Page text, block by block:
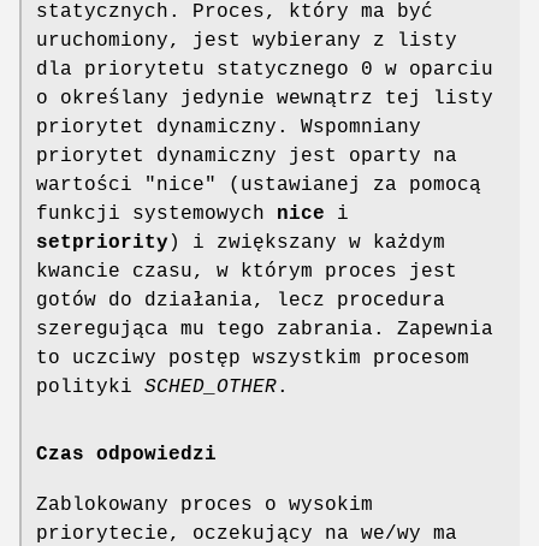
statycznych. Proces, który ma być
uruchomiony, jest wybierany z listy
dla priorytetu statycznego 0 w oparciu
o określany jedynie wewnątrz tej listy
priorytet dynamiczny. Wspomniany
priorytet dynamiczny jest oparty na
wartości "nice" (ustawianej za pomocą
funkcji systemowych nice i
setpriority ) i zwiększany w każdym
kwancie czasu, w którym proces jest
gotów do działania, lecz procedura
szeregująca mu tego zabrania. Zapewnia
to uczciwy postęp wszystkim procesom
polityki SCHED_OTHER.
Czas odpowiedzi
Zablokowany proces o wysokim
priorytecie, oczekujący na we/wy ma